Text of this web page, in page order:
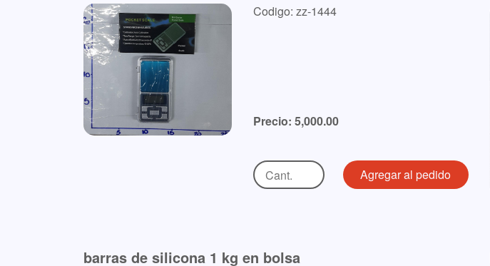
Codigo: zz-1444
Precio: 5,000.00
barras de silicona 1 kg en bolsa